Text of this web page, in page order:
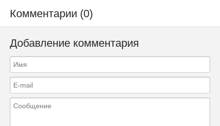
Комментарии (0)
Добавление комментария